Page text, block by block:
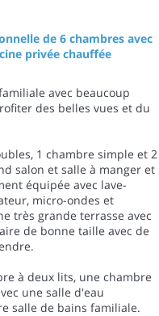
de 6 chambres avec
privée chauffée
avec beaucoup
des belles vues et du
1 chambre simple et 2
salon et salle à manger et
équipée avec lave-
micro-ondes et
très grande terrasse avec
de bonne taille avec de
à deux lits, une chambre
une salle d'eau
salle de bains familiale.